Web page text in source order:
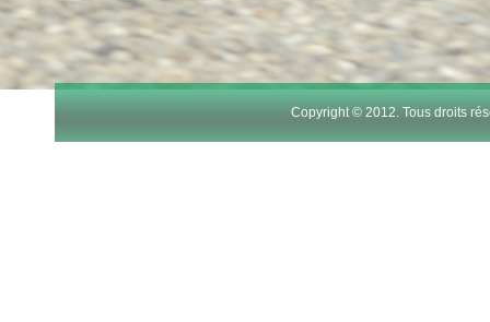
17
Copyright © 2012. Tous droits